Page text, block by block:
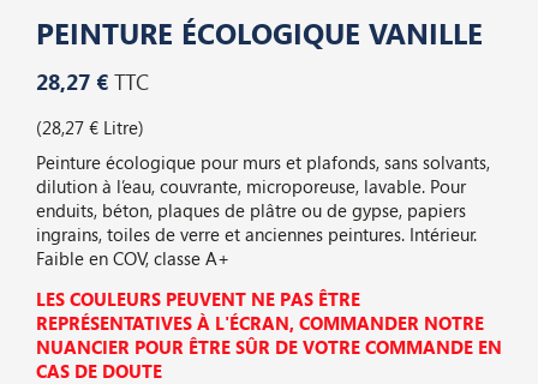
PEINTURE ÉCOLOGIQUE VANILLE
28,27 € TTC
(28,27 € Litre)
Peinture écologique pour murs et plafonds, sans solvants,
dilution à l’eau, couvrante, microporeuse, lavable. Pour
enduits, béton, plaques de plâtre ou de gypse, papiers
ingrains, toiles de verre et anciennes peintures. Intérieur.
Faible en COV, classe A+
LES COULEURS PEUVENT NE PAS ÊTRE
REPRÉSENTATIVES À L'ÉCRAN, COMMANDER NOTRE
NUANCIER POUR ÊTRE SÛR DE VOTRE COMMANDE EN
CAS DE DOUTE